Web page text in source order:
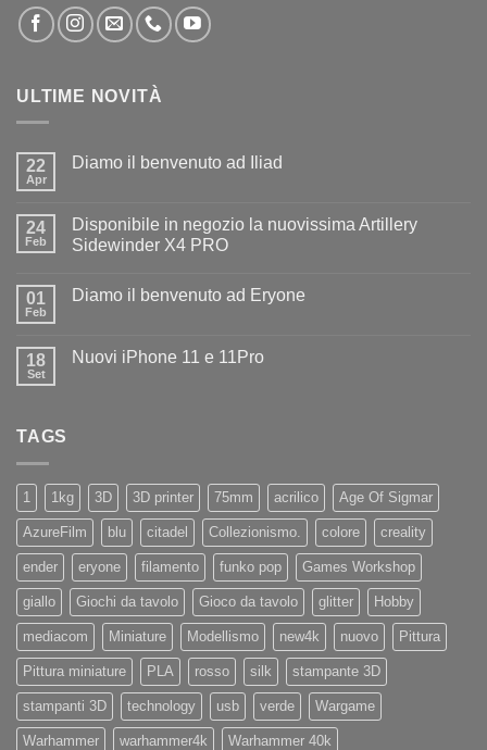
ULTIME NOVITÀ
22
Apr
Diamo il benvenuto ad Iliad
Diamo
il
benvenuto
24
Feb
Disponibile in negozio la nuovissima Artillery
Sidewinder X4 PRO
su
la
nuovissima
01
Feb
Diamo il benvenuto ad Eryone
Diamo
18
Set
Nuovi iPhone 11 e 11Pro
TAGS
1 1kg 3D 3D printer 75mm acrilico Age Of Sigmar
AzureFilm blu citadel Collezionismo. colore creality
ender eryone filamento funko pop Games Workshop
giallo Giochi da tavolo Gioco da tavolo glitter Hobby
mediacom Miniature Modellismo new4k nuovo Pittura
Pittura miniature PLA rosso silk stampante 3D
stampanti 3D technology usb verde Wargame
Warhammer warhammer4k Warhammer 40k